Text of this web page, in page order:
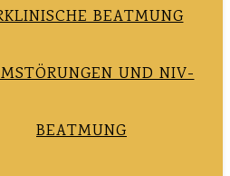
BEATMUNG
UND NIV-
BEATMUNG